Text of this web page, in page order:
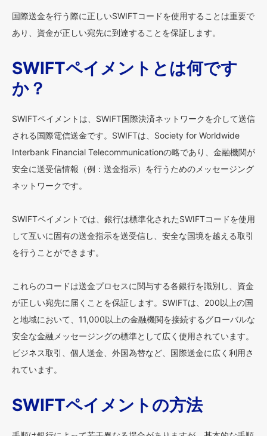
国際送金を行う際に正しいSWIFTコードを使用することは重要で
あり、資金が正しい宛先に到達することを保証します。
SWIFTペイメントとは何です
か？
SWIFTペイメントは、SWIFT国際決済ネットワークを介して送信
される国際電信送金です。SWIFTは、Society for Worldwide
Interbank Financial Telecommunicationの略であり、金融機関が
安全に送受信情報（例：送金指示）を行うためのメッセージング
ネットワークです。
SWIFTペイメントでは、銀行は標準化されたSWIFTコードを使用
して互いに固有の送金指示を送受信し、安全な国境を越える取引
を行うことができます。
これらのコードは送金プロセスに関与する各銀行を識別し、資金
が正しい宛先に届くことを保証します。SWIFTは、200以上の国
と地域において、11,000以上の金融機関を接続するグローバルな
安全な金融メッセージングの標準として広く使用されています。
ビジネス取引、個人送金、外国為替など、国際送金に広く利用さ
れています。
SWIFTペイメントの方法